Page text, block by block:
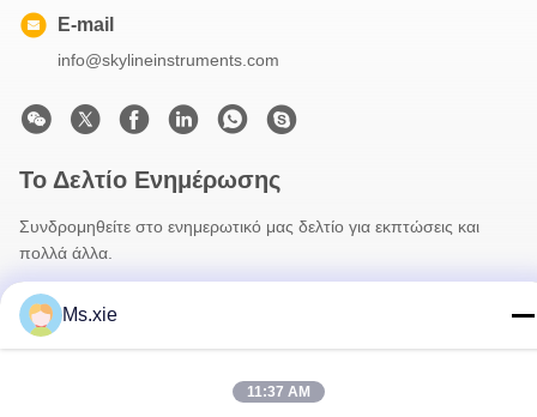
E-mail
info@skylineinstruments.com
Το Δελτίο Ενημέρωσης
Συνδρομηθείτε στο ενημερωτικό μας δελτίο για εκπτώσεις και
πολλά άλλα.
Ms.xie
11:37 AM